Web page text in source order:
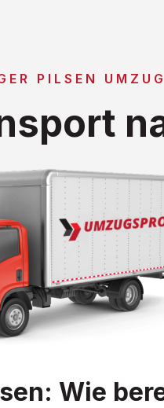
PILSEN UMZUG
Wie